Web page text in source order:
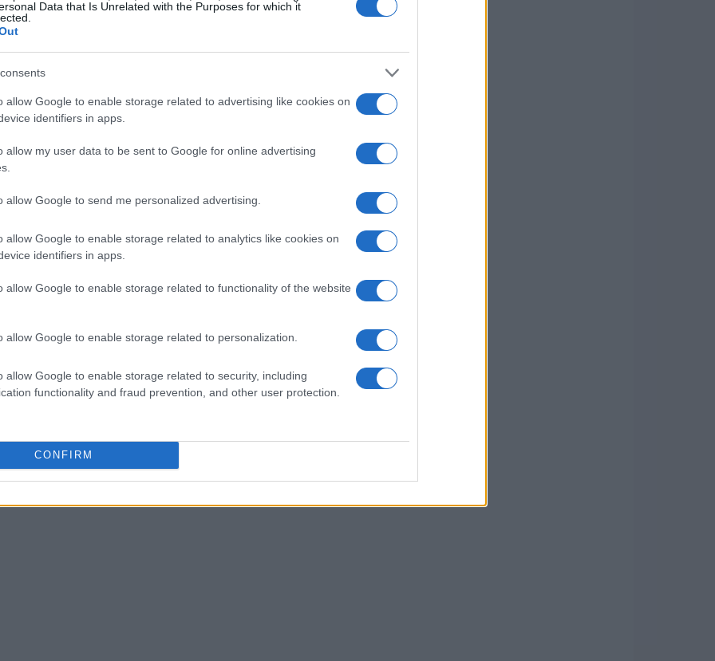
Data that Is Unrelated with the Purposes for which it
allow Google to enable storage related to advertising like cookies on
identifiers in apps.
allow my user data to be sent to Google for online advertising
allow Google to send me personalized advertising.
allow Google to enable storage related to analytics like cookies on
identifiers in apps.
allow Google to enable storage related to functionality of the website
allow Google to enable storage related to personalization.
allow Google to enable storage related to security, including
functionality and fraud prevention, and other user protection.
CONFIRM
Ciudadanas?
iniciativa que tiene como objetivo principal
electoral, garantizando que todos los votantes
por grandes donaciones de campaña. Este
preocupación por el impacto que tienen los
a los candidatos con fondos públicos, se busca
voces de los ciudadanos sean escuchadas.
múltiples beneficios. Uno de los más
Las estadísticas indican que en las
la participación de votantes ha sido
a la percepción de que las elecciones son más